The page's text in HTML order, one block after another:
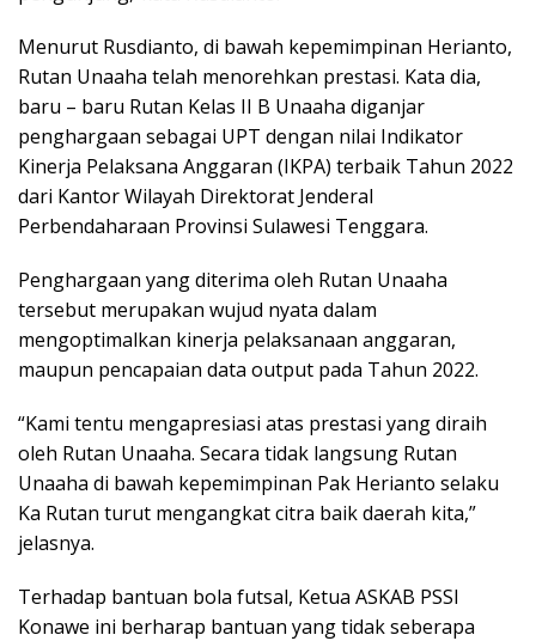
Menurut Rusdianto, di bawah kepemimpinan Herianto,
Rutan Unaaha telah menorehkan prestasi. Kata dia,
baru – baru Rutan Kelas II B Unaaha diganjar
penghargaan sebagai UPT dengan nilai Indikator
Kinerja Pelaksana Anggaran (IKPA) terbaik Tahun 2022
dari Kantor Wilayah Direktorat Jenderal
Perbendaharaan Provinsi Sulawesi Tenggara.
Penghargaan yang diterima oleh Rutan Unaaha
tersebut merupakan wujud nyata dalam
mengoptimalkan kinerja pelaksanaan anggaran,
maupun pencapaian data output pada Tahun 2022.
“Kami tentu mengapresiasi atas prestasi yang diraih
oleh Rutan Unaaha. Secara tidak langsung Rutan
Unaaha di bawah kepemimpinan Pak Herianto selaku
Ka Rutan turut mengangkat citra baik daerah kita,”
jelasnya.
Terhadap bantuan bola futsal, Ketua ASKAB PSSI
Konawe ini berharap bantuan yang tidak seberapa